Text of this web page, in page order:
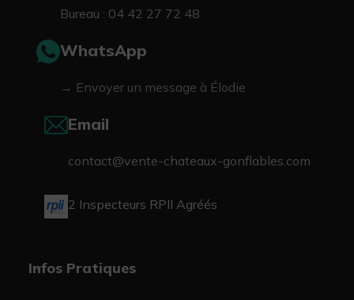
Bureau : 04 42 27 72 48
WhatsApp
→ Envoyer un message à Élodie
Email
contact@vente-chateaux-gonflables.com
2 Inspecteurs RPII Agréés
Infos Pratiques